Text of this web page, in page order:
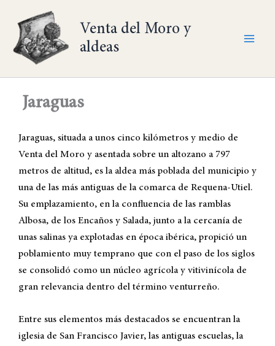
contenido
Venta del Moro y
aldeas
Jaraguas
Jaraguas, situada a unos cinco kilómetros y medio de
Venta del Moro y asentada sobre un altozano a 797
metros de altitud, es la aldea más poblada del municipio y
una de las más antiguas de la comarca de Requena-Utiel.
Su emplazamiento, en la confluencia de las ramblas
Albosa, de los Encaños y Salada, junto a la cercanía de
unas salinas ya explotadas en época ibérica, propició un
poblamiento muy temprano que con el paso de los siglos
se consolidó como un núcleo agrícola y vitivinícola de
gran relevancia dentro del término venturreño.
Entre sus elementos más destacados se encuentran la
iglesia de San Francisco Javier, las antiguas escuelas, la